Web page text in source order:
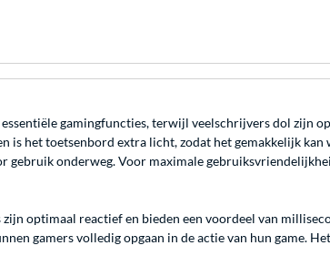
gamingfuncties, terwijl veelschrijvers dol zijn
is het toetsenbord extra licht, zodat het gemakkelijk kan
gebruik onderweg. Voor maximale
optimaal reactief en bieden een voordeel van
gamers volledig opgaan in de actie van hun game.